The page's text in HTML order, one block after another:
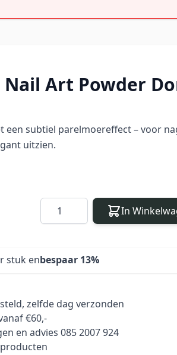
Nail Art Powder
een subtiel parelmoereffect – voor
uitzien.
Aantal In
stuk enbespaar 13%
zelfde dag verzonden
€60,-
en advies 085 2007 924